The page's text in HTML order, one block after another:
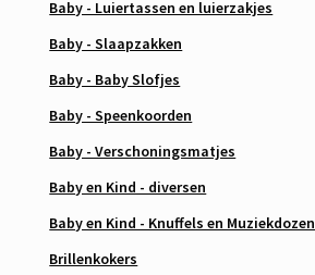
Baby - Luiertassen en luierzakjes
Baby - Slaapzakken
Baby - Baby Slofjes
Baby - Speenkoorden
Baby - Verschoningsmatjes
Baby en Kind - diversen
Baby en Kind - Knuffels en Muziekdozen
Brillenkokers